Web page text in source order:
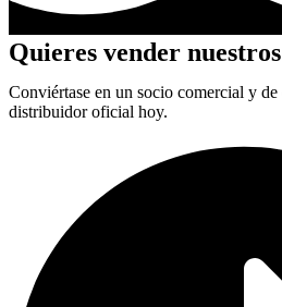
Quieres vender
Conviértase en un socio comercial y
distribuidor oficial hoy.